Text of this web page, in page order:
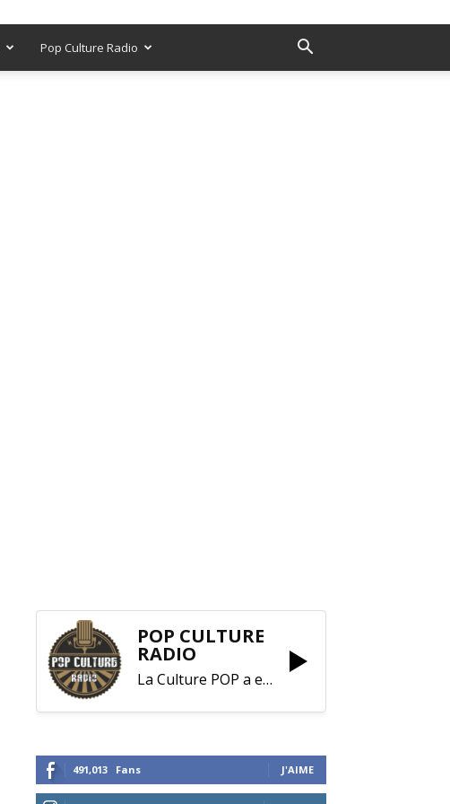
Pop Culture Radio
POP CULTURE
RADIO
La Culture POP a enfin trouvé sa RADIO !
491,013 Fans J'AIME